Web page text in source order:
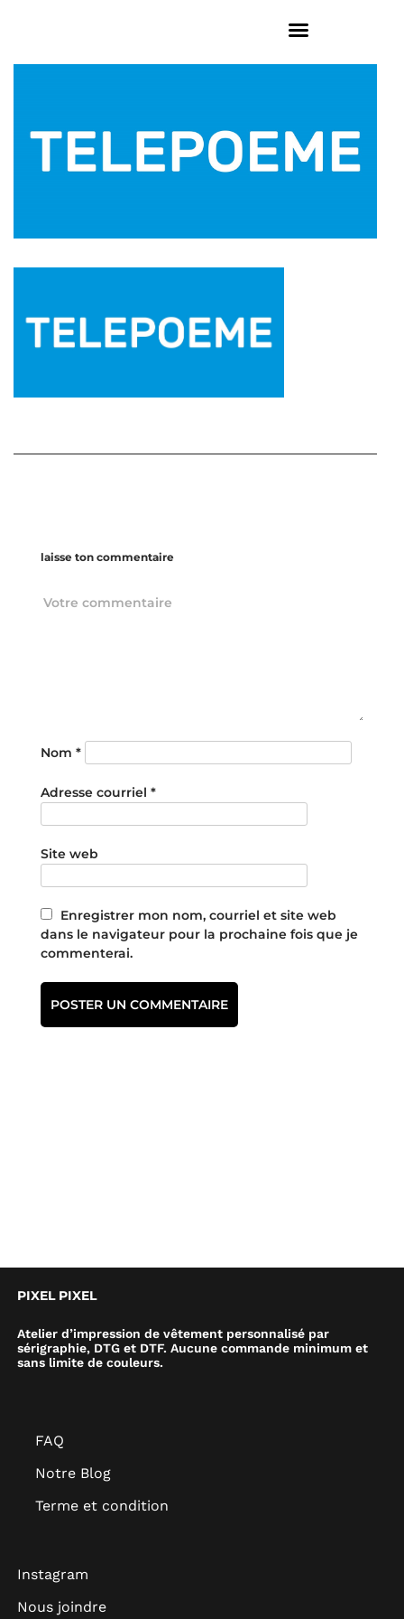
laisse ton commentaire
Nom *
Adresse courriel *
Site web
Enregistrer mon nom, courriel et site web
dans le navigateur pour la prochaine fois que je
commenterai.
PIXEL PIXEL
Atelier d’impression de vêtement personnalisé par
sérigraphie, DTG et DTF. Aucune commande minimum et
sans limite de couleurs.
FAQ
Notre Blog
Terme et condition
Instagram
Nous joindre